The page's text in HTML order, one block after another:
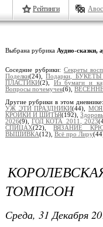
Рейтинги
Выбрана рубрика Аудио-сказки,
Соседние рубрики: Секреты
Поделки(24),Подарки, БУКЕТЫ
ПЛАСТИКИ(2), Из бумаги и
Вопросы почемучек(6),
Другие рубрики в этом
УЖ ЭТИ ПРАЗДНИКИ(44),МОЯ
КРОЙКИ И ШИТЬЯ(192),
2026(9), ГОД КОТА_2011, 2023
СПИЦАХ(22),ВЯЗАНИЕ
ВЫШИВКА(12), Всё про Лиру
ТОМПСОН
Среда, 31 Декабря